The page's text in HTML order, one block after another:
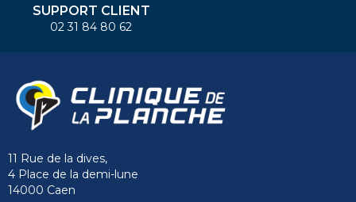
SUPPORT CLIENT
02 31 84 80 62
11 Rue de la dives,
4 Place de la demi-lune
14000 Caen